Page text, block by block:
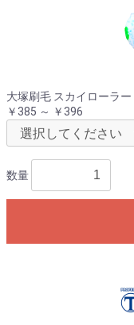
大塚刷毛 スカイローラ
￥385 ～ ￥396
数量